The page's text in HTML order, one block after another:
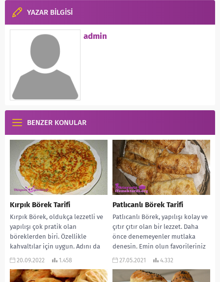
YAZAR BİLGİSİ
admin
BENZER KONULAR
Kırpık Börek Tarifi
Kırpık Börek, oldukça lezzetli ve
yapılışı çok pratik olan
böreklerden biri. Özellikle
kahvaltılar için uygun. Adını da
yapılışından alıyor. Bence...
20.09.2022 1.458
Patlıcanlı Börek Tarifi
Patlıcanlı Börek, yapılışı kolay ve
çıtır çıtır olan bir lezzet. Daha
önce denemeyenler mutlaka
denesin. Emin olun favorileriniz
arasına girecek....
27.05.2021 4.332